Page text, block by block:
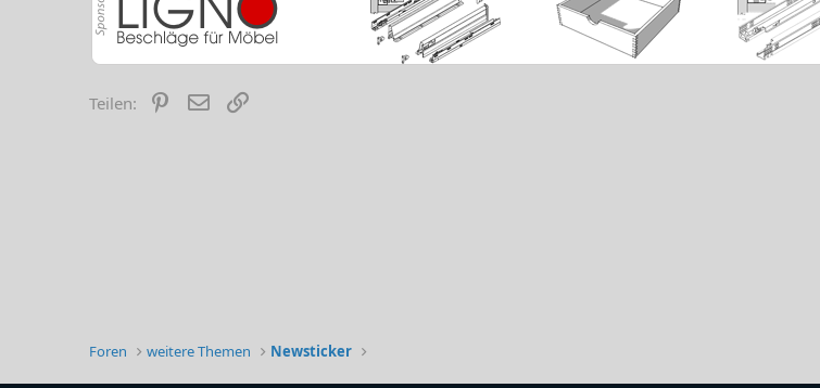
Teilen: Pinterest
E-Mail
Foren weitere Themen Newsticker